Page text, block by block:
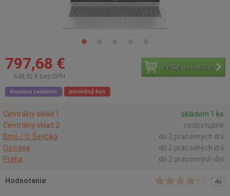
797,68 €
648,52 € bez DPH
Pridať do košíka
doprava zadarmo posledný kus
Centrálny sklad 1
skladom 1 ks
Centrálny sklad 2
nedostupné
Brno / O. Ševčíka
do 2 pracovných dní
Ostrava
do 2 pracovných dní
Praha
do 2 pracovných dní
Hodnotenie 4x